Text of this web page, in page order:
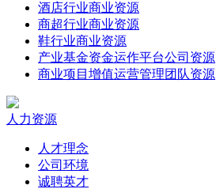
酒店行业商业资源
商超行业商业资源
鞋行业商业资源
产业基金资金运作平台公司资源
商业项目增值运营管理团队资源
人力资源
人才理念
公司环境
诚聘英才